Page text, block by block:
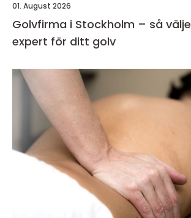
01. August 2026
Golvfirma i Stockholm – så
expert för ditt golv